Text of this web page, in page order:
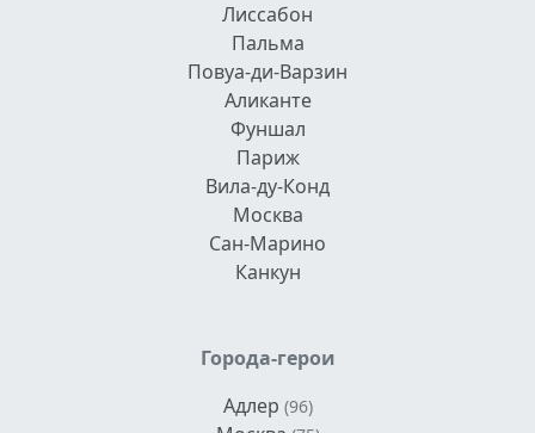
Лиссабон
Пальма
Повуа-ди-Варзин
Аликанте
Фуншал
Париж
Вила-ду-Конд
Москва
Сан-Марино
Канкун
Города-герои
Адлер (96)